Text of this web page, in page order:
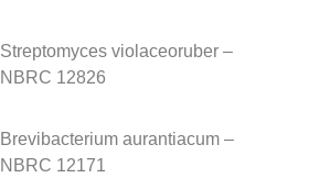
Streptomyces violaceoruber –
NBRC 12826
Brevibacterium aurantiacum –
NBRC 12171